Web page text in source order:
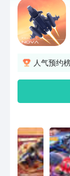
人气预约